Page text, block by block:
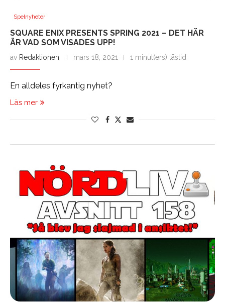
Spelnyheter
SQUARE ENIX PRESENTS SPRING 2021 – DET HÄR
ÄR VAD SOM VISADES UPP!
av Redaktionen mars 18, 2021 1 minut(ers) lästid
En alldeles fyrkantig nyhet?
Läs mer